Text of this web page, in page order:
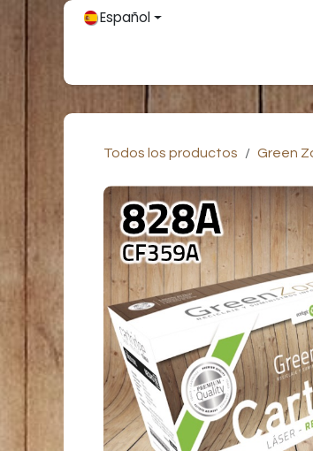
Ir al contenidoEspañol
Todos los productos Green